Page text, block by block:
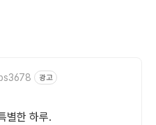
광고
별한 하루.